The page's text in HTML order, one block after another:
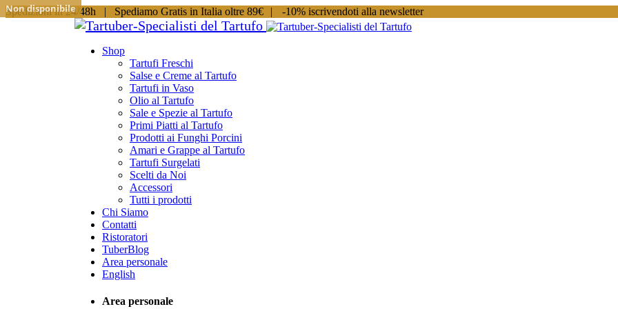
Spedizioni in 24/48h | Spediamo Gratis in Italia oltre 89€ | -10% iscrivendoti alla newsletter
Shop
Tartufi Freschi
Salse e Creme al Tartufo
Tartufi in Vaso
Olio al Tartufo
Sale e Spezie al Tartufo
Primi Piatti al Tartufo
Prodotti ai Funghi Porcini
Amari e Grappe al Tartufo
Tartufi Surgelati
Scelti da Noi
Accessori
Tutti i prodotti
Chi Siamo
Contatti
Ristoratori
TuberBlog
Area personale
English
Area personale
Non disponibile